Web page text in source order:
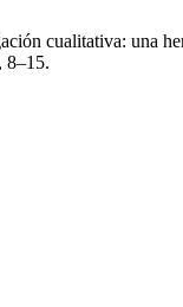
cualitativa: una
8–15.